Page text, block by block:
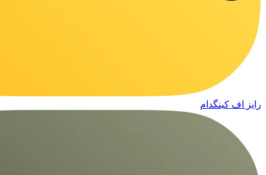
رایز اف کینگدام